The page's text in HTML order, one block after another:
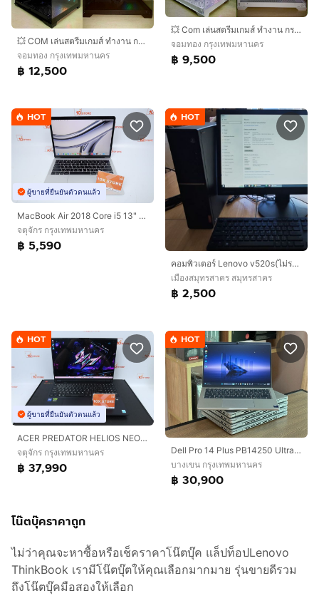
💥 COM เล่นสตรีมเกมส์ ทำงาน กราฟิก 3D ตัดต่อ 💥
จอมทอง กรุงเทพมหานคร
฿ 12,500
💥 Com เล่นสตรีมเกมส์ ทำงาน กราฟิก 3D ตัดต่อ 💥 CPU I3 10105F + RX 570 OC 8 GB + RAM 16 GB + SSD 256 GB 💥
จอมทอง กรุงเทพมหานคร
฿ 9,500
HOT
ผู้ขายที่ยืนยันตัวตนแล้ว
MacBook Air 2018 Core i5 13" 8.128GB
จตุจักร กรุงเทพมหานคร
฿ 5,590
HOT
คอมพิวเตอร์ Lenovo v520s(ไม่รวมจอ)
เมืองสมุทรสาคร สมุทรสาคร
฿ 2,500
HOT
ผู้ขายที่ยืนยันตัวตนแล้ว
ACER PREDATOR HELIOS NEO 16S AI Core Ultra 5 235HX.RTX5050 RAM16.512GB
จตุจักร กรุงเทพมหานคร
฿ 37,990
HOT
Dell Pro 14 Plus PB14250 Ultra 7-255U SSD512GB RAM16GB DDR5 Win 11Pro คีย์ไฟ สินค้ามือสอง สำหรับงานคำนวน งานประสิทธิภาพสูง งานสำนักงาน ประกั
บางเขน กรุงเทพมหานคร
฿ 30,900
โน๊ตบุ๊คราคาถูก
ไม่ว่าคุณจะหาซื้อหรือเช็คราคาโน๊ตบุ๊ค แล็ปท็อปLenovo
ThinkBook เรามีโน๊ตบุ๊ตให้คุณเลือกมากมาย รุ่นขายดีรวม
ถึงโน๊ตบุ๊คมือสองให้เลือก